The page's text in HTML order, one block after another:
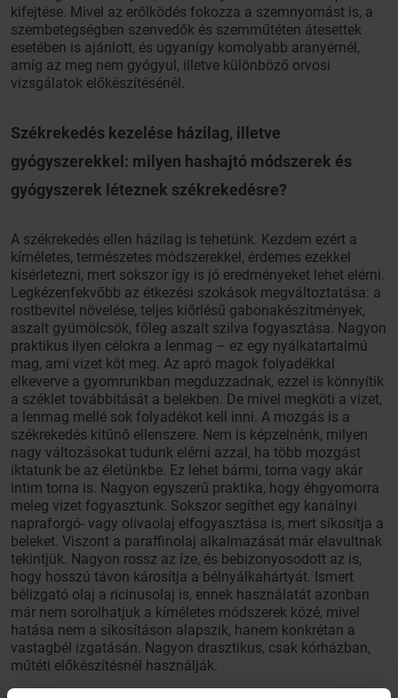
kifejtése. Mivel az erőlködés fokozza a szemnyomást is, a
szembetegségben szenvedők és szemműtéten átesettek
esetében is ajánlott, és ugyanígy komolyabb aranyérnél,
amíg az meg nem gyógyul, illetve különböző orvosi
vizsgálatok előkészítésénél.
Székrekedés kezelése házilag, illetve
gyógyszerekkel: milyen hashajtó módszerek és
gyógyszerek léteznek székrekedésre?
A székrekedés ellen házilag is tehetünk. Kezdem ezért a
kíméletes, természetes módszerekkel, érdemes ezekkel
kísérletezni, mert sokszor így is jó eredményeket lehet elérni.
Legkézenfekvőbb az étkezési szokások megváltoztatása: a
rostbevitel növelése, teljes kiőrlésű gabonakészítmények,
aszalt gyümölcsök, főleg aszalt szilva fogyasztása. Nagyon
praktikus ilyen célokra a lenmag – ez egy nyálkatartalmú
mag, ami vizet köt meg. Az apró magok folyadékkal
elkeverve a gyomrunkban megduzzadnak, ezzel is könnyítik
a széklet továbbítását a belekben. De mivel megköti a vizet,
a lenmag mellé sok folyadékot kell inni. A mozgás is a
székrekedés kitűnő ellenszere. Nem is képzelnénk, milyen
nagy változásokat tudunk elérni azzal, ha több mozgást
iktatunk be az életünkbe. Ez lehet bármi, torna vagy akár
intim torna is. Nagyon egyszerű praktika, hogy éhgyomorra
meleg vizet fogyasztunk. Sokszor segíthet egy kanálnyi
napraforgó- vagy olívaolaj elfogyasztása is, mert síkosítja a
beleket. Viszont a paraffinolaj alkalmazását már elavultnak
tekintjük. Nagyon rossz az íze, és bebizonyosodott az is,
hogy hosszú távon károsítja a bélnyálkahártyát. Ismert
bélizgató olaj a ricinusolaj is, ennek használatát azonban
már nem sorolhatjuk a kíméletes módszerek közé, mivel
hatása nem a síkosításon alapszik, hanem konkrétan a
vastagbél izgatásán. Nagyon drasztikus, csak kórházban,
műtéti előkészítésnél használják.